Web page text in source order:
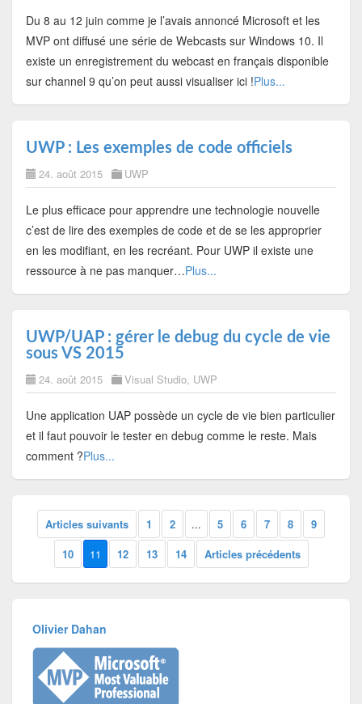
Du 8 au 12 juin comme je l’avais annoncé Microsoft et les
MVP ont diffusé une série de Webcasts sur Windows 10. Il
existe un enregistrement du webcast en français disponible
sur channel 9 qu’on peut aussi visualiser ici !Plus...
UWP : Les exemples de code officiels
24. août 2015 UWP
Le plus efficace pour apprendre une technologie nouvelle
c’est de lire des exemples de code et de se les approprier
en les modifiant, en les recréant. Pour UWP il existe une
ressource à ne pas manquer…Plus...
UWP/UAP : gérer le debug du cycle de vie
sous VS 2015
24. août 2015 Visual Studio, UWP
Une application UAP possède un cycle de vie bien particulier
et il faut pouvoir le tester en debug comme le reste. Mais
comment ?Plus...
Articles suivants 1 2 ... 5 6 7 8
9
10
11 12 13 14 Articles précédents
Olivier Dahan